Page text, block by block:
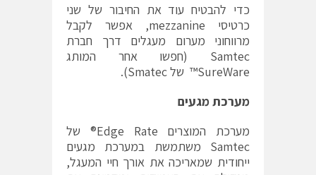
כדי להבטיח עוד את החיבור של שני
כרטיסי mezzanine, אפשר לקבל
מרווחוני מערום מעגלים דרך חברת
Samtec (חפשו אחר המותג
SureWare™ של Smatec).
מערכת מגעים
מערכת המוצרים Edge Rate® של
Samtec משתמשת במערכת מגעים
ייחודית שמאריכה את אורך חיי המעגל,